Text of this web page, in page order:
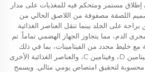
إطلاق مستمر ومتحكم فيه للمغذيات على مدار
اللصقة مصفوفة من اللاصق الخالي من
على الجلد بينما تنقل العناصر الغذائية
الدم، مما يتجاوز الجهاز الهضمي تماماً. تم
خليط محدد من الفيتامينات، بما في ذلك
فيتامينات B المعقدة، وفيتامين D، وفيتامين C، والعناصر الغذائية الأخرى
محسوبة لتحقيق امتصاص يومي مثالي. ويسمح